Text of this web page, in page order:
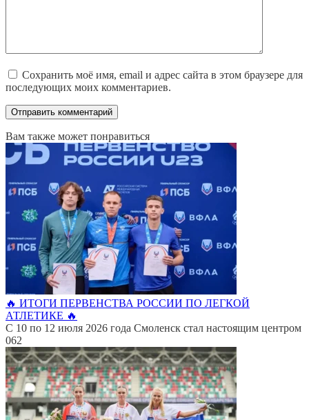
Сохранить моё имя, email и адрес сайта в этом браузере для
последующих моих комментариев.
Вам также может понравиться
🔥 ИТОГИ ПЕРВЕНСТВА РОССИИ ПО ЛЕГКОЙ
АТЛЕТИКЕ 🔥
С 10 по 12 июля 2026 года Смоленск стал настоящим центром
062